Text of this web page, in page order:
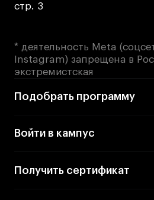
стр. 3
* деятельность Meta
Instagram) запрещена в
экстремистская
Подобрать программу
Войти в кампус
Получить сертификат